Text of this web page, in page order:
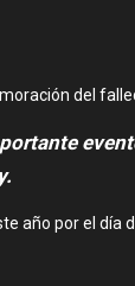
del
año por el día